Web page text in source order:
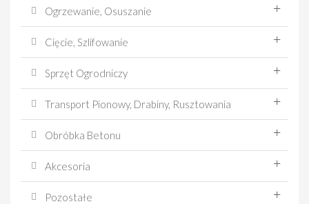
Ogrzewanie, Osuszanie
Cięcie, Szlifowanie
Sprzęt Ogrodniczy
Transport Pionowy, Drabiny, Rusztowania
Obróbka Betonu
Akcesoria
Pozostałe